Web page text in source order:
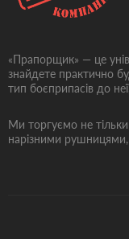
«Прапорщик» — це
знайдете практично
тип боєприпасів до
Ми торгуємо не
нарізними